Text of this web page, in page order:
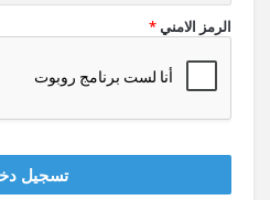
الرمز الامني*